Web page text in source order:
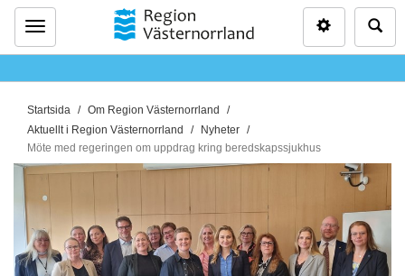
Meny
D
u
ä
r
h
ä
r
:
Startsida
Om Region Västernorrland
Aktuellt i Region Västernorrland
Nyheter
Möte med regeringen om uppdrag kring beredskapssjukhus